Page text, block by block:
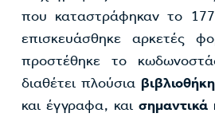
που καταστράφηκαν το
επισκευάσθηκε αρκετές
προστέθηκε το
διαθέτει πλούσια βιβλιοθήκη
και έγγραφα, και σημαντικά